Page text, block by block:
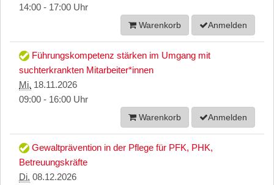
14:00 - 17:00 Uhr
Warenkorb Anmelden
Führungskompetenz stärken im Umgang mit
suchterkrankten Mitarbeiter*innen
Mi. 18.11.2026
09:00 - 16:00 Uhr
Warenkorb Anmelden
Gewaltprävention in der Pflege für PFK, PHK,
Betreuungskräfte
Di. 08.12.2026